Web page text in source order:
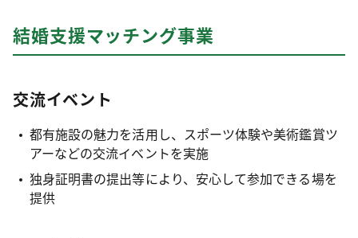
結婚支援マッチング事業
交流イベント
都有施設の魅力を活用し、スポーツ体験や美術鑑賞ツ
アーなどの交流イベントを実施
独身証明書の提出等により、安心して参加できる場を
提供